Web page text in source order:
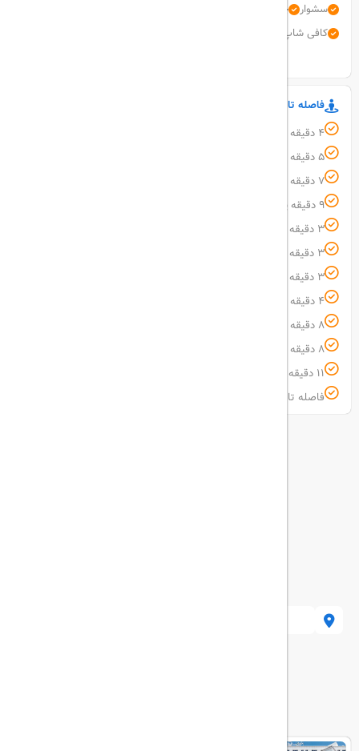
سشوار
چایخانه سنتی
کافی شاپ
فاصله تا مکان های مهم
۴ دقیقه پیاده ‌روی فاصله تا ميدان پرديس
۵ دقیقه پیاده ‌روی فاصله تا رويال مال
۷ دقیقه پیاده ‌روی فاصله تا بازار پردیس 1
۹ دقیقه پیاده ‌روی فاصله تا بازار زيتون
۳ دقیقه با خودرو فاصله تا مرکز همایش های بین المللی
۳ دقیقه با خودرو فاصله تا ميدان آبشار
۳ دقیقه با خودرو فاصله تا بازار پانیذ
۴ دقیقه با خودرو فاصله تا فلای بورد
۸ دقیقه با خودرو فاصله تا باغ پرندگان
۸ دقیقه با خودرو فاصله تا پارک دلفینها
۱۱ دقیقه با خودرو فاصله تا پدیده شاندیز
فاصله تا